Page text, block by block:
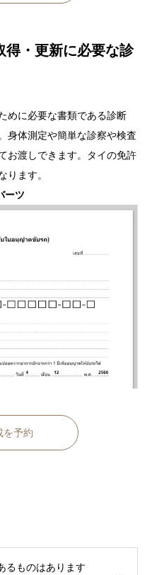
得・更新に必要な診
めに必要な書類である診断
身体測定や簡単な診察や検査
お渡しできます。タイの免許
ります。
ーツ
を予約
るものはあります